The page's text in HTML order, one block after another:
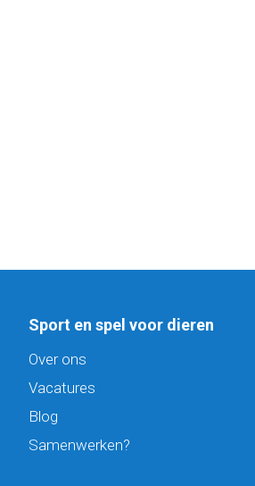
Sport en spel voor dieren
Over ons
Vacatures
Blog
Samenwerken?